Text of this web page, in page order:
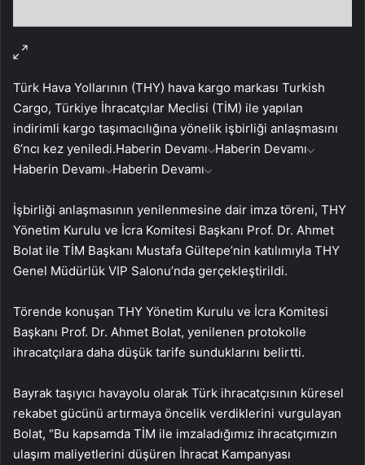
Türk Hava Yollarının (THY) hava kargo markası Turkish
Cargo, Türkiye İhracatçılar Meclisi (TİM) ile yapılan
indirimli kargo taşımacılığına yönelik işbirliği anlaşmasını
6’ncı kez yeniledi.Haberin Devamı Haberin Devamı
Haberin Devamı Haberin Devamı
İşbirliği anlaşmasının yenilenmesine dair imza töreni, THY
Yönetim Kurulu ve İcra Komitesi Başkanı Prof. Dr. Ahmet
Bolat ile TİM Başkanı Mustafa Gültepe’nin katılımıyla THY
Genel Müdürlük VIP Salonu’nda gerçekleştirildi.
Törende konuşan THY Yönetim Kurulu ve İcra Komitesi
Başkanı Prof. Dr. Ahmet Bolat, yenilenen protokolle
ihracatçılara daha düşük tarife sunduklarını belirtti.
Bayrak taşıyıcı havayolu olarak Türk ihracatçısının küresel
rekabet gücünü artırmaya öncelik verdiklerini vurgulayan
Bolat, “Bu kapsamda TİM ile imzaladığımız ihracatçımızın
ulaşım maliyetlerini düşüren İhracat Kampanyası